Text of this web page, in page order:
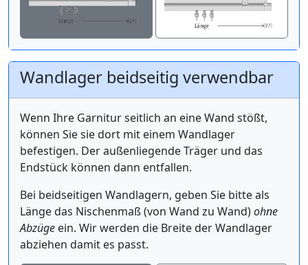
Wandlager beidseitig verwendbar
Wenn Ihre Garnitur seitlich an eine Wand stößt,
können Sie sie dort mit einem Wandlager
befestigen. Der außenliegende Träger und das
Endstück können dann entfallen.
Bei beidseitigen Wandlagern, geben Sie bitte als
Länge das Nischenmaß (von Wand zu Wand)ohne
Abzüge ein. Wir werden die Breite der Wandlager
abziehen damit es passt.